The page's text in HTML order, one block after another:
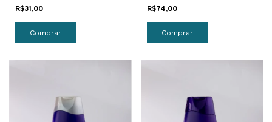
R$31,00
R$74,00